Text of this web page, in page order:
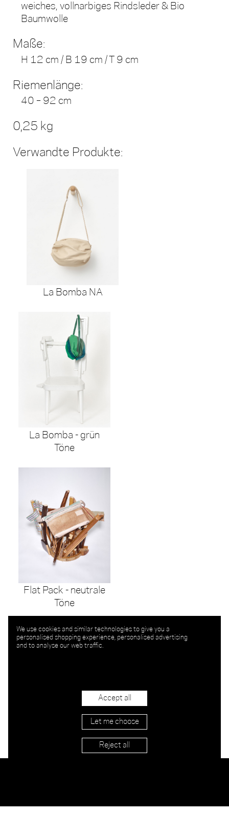
weiches, vollnarbiges Rindsleder & Bio
Baumwolle
Maße:
H 12 cm / B 19 cm / T 9 cm
Riemenlänge:
40 – 92 cm
0,25 kg
Verwandte Produkte:
La Bomba NA
La Bomba - grün
Töne
Flat Pack - neutrale
Töne
We use cookies and similar technologies to give you a
personalised shopping experience, personalised advertising
and to analyse our web traffic.
Let me choose
Reject all
Accept all